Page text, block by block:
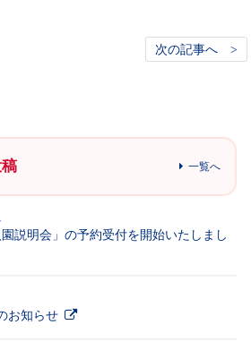
次の記事へ >
一覧へ
説明会」の予約受付を開始いたしまし
お知らせ